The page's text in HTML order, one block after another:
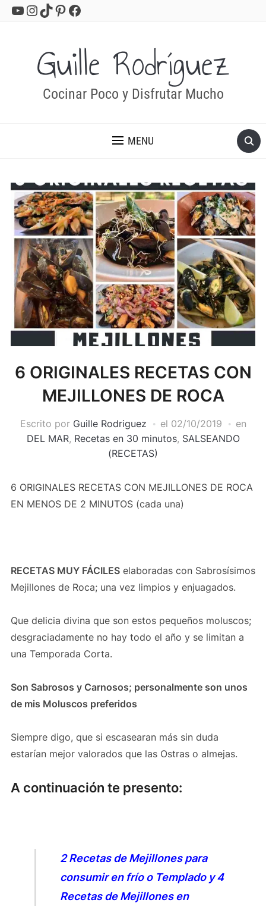
YouTube
Instagram
TikTok
Pinterest
Facebook
Guille Rodríguez
Cocinar Poco y Disfrutar Mucho
MENU
6 ORIGINALES RECETAS CON
MEJILLONES DE ROCA
Escrito por Guille Rodriguez el 02/10/2019
en
DEL MAR, Recetas en 30 minutos, SALSEANDO
(RECETAS)
6 ORIGINALES RECETAS CON MEJILLONES DE ROCA
EN MENOS DE 2 MINUTOS (cada una)
RECETAS MUY FÁCILESelaboradas con Sabrosísimos
Mejillones de Roca; una vez limpios y enjuagados.
Que delicia divina que son estos pequeños moluscos;
desgraciadamente no hay todo el año y se limitan a
una Temporada Corta.
Son Sabrosos y Carnosos; personalmente son unos
de mis Moluscos preferidos
Siempre digo, que si escasearan más sin duda
estarían mejor valorados que las Ostras o almejas.
A continuación te presento:
2 Recetas de Mejillones para
consumir en frío o Templado y 4
Recetas de Mejillones en